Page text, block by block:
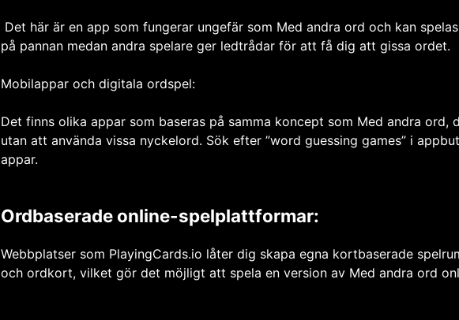
Det här är en app som fungerar ungefär som Med andra ord och kan
på pannan medan andra spelare ger ledtrådar för att få dig att gissa ordet.
Mobilappar och digitala ordspel:
Det finns olika appar som baseras på samma koncept som Med andra ord,
utan att använda vissa nyckelord. Sök efter ”word guessing games” i
appar.
Ordbaserade online-spelplattformar:
Webbplatser som PlayingCards.io låter dig skapa egna kortbaserade
och ordkort, vilket gör det möjligt att spela en version av Med andra ord